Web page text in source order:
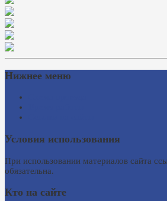
Нижнее меню
Условия использования
При использовании материалов сайта
обязательна.
Кто на сайте